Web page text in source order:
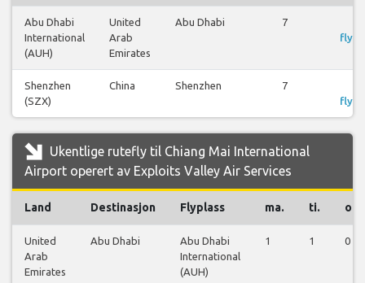
Abu Dhabi
International
(AUH)
United
Arab
Emirates
Abu Dhabi 7
Shenzhen
(SZX)
China Shenzhen 7
Ukentlige rutefly til Chiang Mai International
Airport operert av Exploits Valley Air Services
Land Destinasjon Flyplass ma. ti. on.
United
Arab
Emirates
Abu Dhabi
Abu Dhabi
International
(AUH)
1 1 0